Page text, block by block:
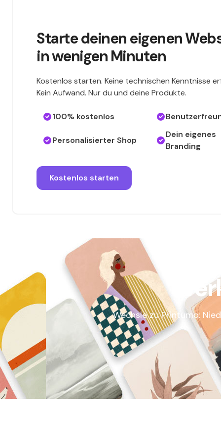
Starte deinen eigenen
in wenigen Minuten
Kostenlos starten. Keine technischen Kenntnisse
Kein Aufwand. Nur du und deine Produkte.
100% kostenlos
Personalisierter Shop
Dein eigenes
Branding
Kostenlos starten
Wechsle zu Printumo: